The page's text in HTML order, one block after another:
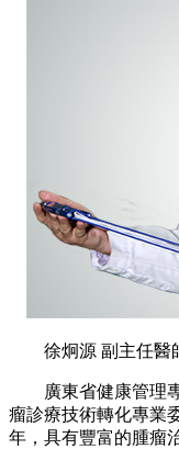
徐炯源 副主任醫
廣東省健康管理專
瘤診療技術轉化專業
年，具有豐富的腫瘤